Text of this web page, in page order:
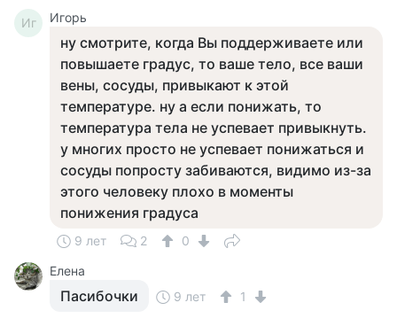
Иг Игорь
ну смотрите, когда Вы поддерживаете или
повышаете градус, то ваше тело, все ваши
вены, сосуды, привыкают к этой
температуре. ну а если понижать, то
температура тела не успевает привыкнуть.
у многих просто не успевает понижаться и
сосуды попросту забиваются, видимо из-за
этого человеку плохо в моменты
понижения градуса
9 лет 2
0
Елена
Пасибочки 9 лет 1